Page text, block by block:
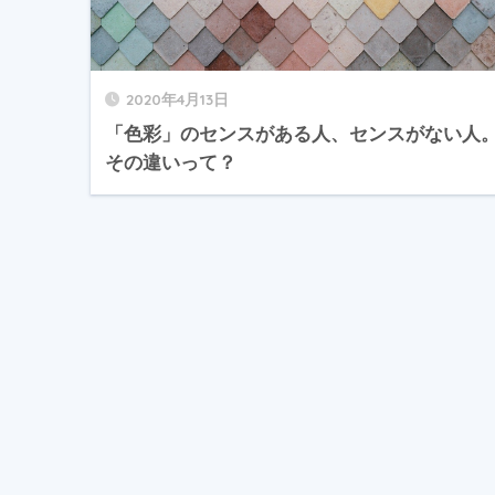
2020年4月13日
「色彩」のセンスがある人、センスがない人
その違いって？